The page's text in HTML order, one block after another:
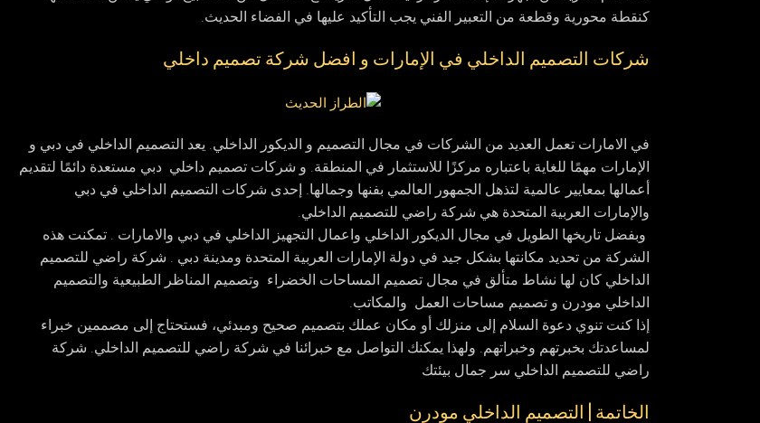
كنقطة محورية وقطعة من التعبير الفني يجب التأكيد عليها في الفضاء الحديث.
شركات التصميم الداخلي في الإمارات و افضل شركة تصميم داخلي
في الامارات تعمل العديد من الشركات في مجال التصميم و الديكور الداخلي. يعد التصميم الداخلي في دبي و
الإمارات مهمًا للغاية باعتباره مركزًا للاستثمار في المنطقة. و شركات تصميم داخلي دبي مستعدة دائمًا لتقديم
أعمالها بمعايير عالمية لتذهل الجمهور العالمي بفنها وجمالها. إحدى شركات التصميم الداخلي في دبي
والإمارات العربية المتحدة هي شركة راضي للتصميم الداخلي.
وبفضل تاريخها الطويل في مجال الديكور الداخلي واعمال التجهيز الداخلي في دبي والامارات . تمكنت هذه
الشركة من تحديد مكانتها بشكل جيد في دولة الإمارات العربية المتحدة ومدينة دبي . شركة راضي للتصميم
الداخلي كان لها نشاط متألق في مجال تصميم المساحات الخضراء وتصميم المناظر الطبيعية والتصميم
الداخلي مودرن و تصميم مساحات العمل والمكاتب.
إذا كنت تنوي دعوة السلام إلى منزلك أو مكان عملك بتصميم صحيح ومبدئي، فستحتاج إلى مصممين خبراء
لمساعدتك بخبرتهم وخبراتهم. ولهذا يمكنك التواصل مع خبرائنا في شركة راضي للتصميم الداخلي. شركة
راضي للتصميم الداخلي سر جمال بيئتك
الخاتمة | التصميم الداخلي مودرن